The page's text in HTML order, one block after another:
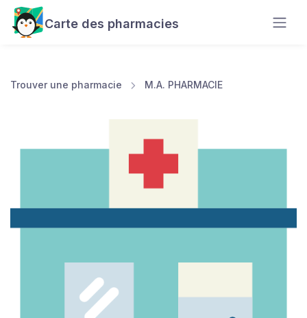
Carte des pharmacies
Trouver une pharmacie M.A. PHARMACIE